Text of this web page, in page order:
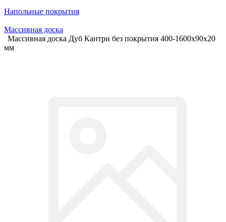
Напольные покрытия
Массивная доска
Массивная доска Дуб Кантри без покрытия 400-1600х90х20
мм